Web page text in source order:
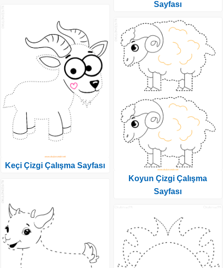
Keçi Çizgi Çalışma Sayfası
Sayfası
Koyun Çizgi Çalışma
Sayfası